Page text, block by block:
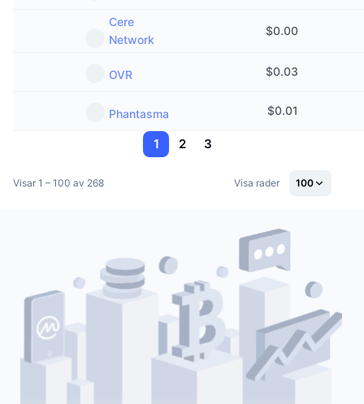
Cere
Network
$0.00
OVR $0.03
Phantasma $0.01
1 2 3
Visar 1 – 100 av 268 Visa rader 100